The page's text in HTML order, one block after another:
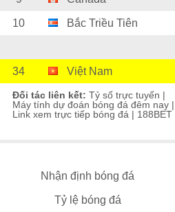
10 Bắc Triều Tiên
34 Việt Nam
Đối tác liên kết: Tỷ số trực tuyến |
Máy tính dự đoán bóng đá đêm nay |
Link xem trực tiếp bóng đá | 188BET
Nhận định bóng đá
Tỷ lệ bóng đá